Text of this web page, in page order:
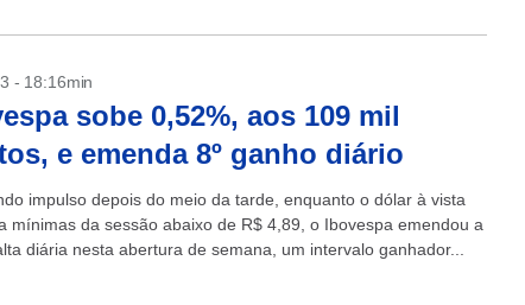
- 18:16min
sobe 0,52%, aos 109 mil
e emenda 8º ganho diário
impulso depois do meio da tarde, enquanto o dólar à vista
mínimas da sessão abaixo de R$ 4,89, o Ibovespa emendou a
diária nesta abertura de semana, um intervalo ganhador...